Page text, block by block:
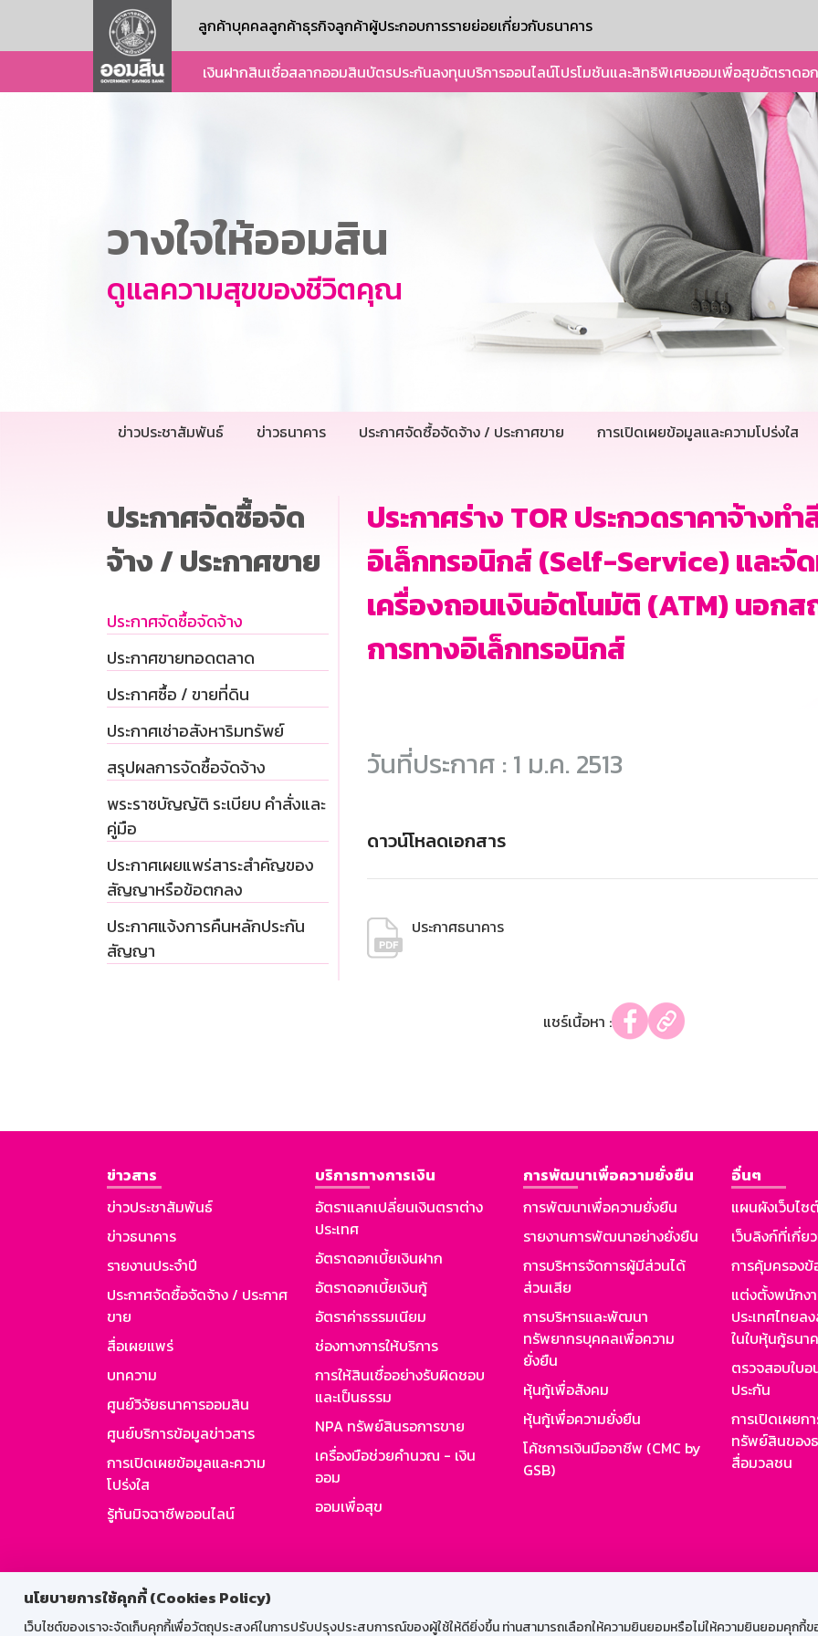
นโยบายการใช้คุกกี้ (Cookies Policy)
เว็บไซต์ของเราจะจัดเก็บคุกกี้เพื่อวัตถุประสงค์ในการปรับปรุงประสบการณ์ของผู้ใช้ให้ดียิ่งขึ้น ท่านสามารถเลือกให้ความยินยอมหรือไม่ให้ความยินยอมคุกกี้ข
ลูกค้าบุคคลลูกค้าธุรกิจลูกค้าผู้ประกอบการรายย่อยเกี่ยวกับธนาคาร
เงินฝากสินเชื่อสลากออมสินบัตรประกันลงทุนบริการออนไลน์โปรโมชันและสิทธิพิเศษออมเพื่อสุขอัตราดอ
วางใจให้ออมสิน
ดูแลความสุขของชีวิตคุณ
ข่าวประชาสัมพันธ์ ข่าวธนาคาร ประกาศจัดซื้อจัดจ้าง / ประกาศขาย การเปิดเผยข้อมูลและความโปร่งใส
ประกาศจัดซื้อจัด
จ้าง / ประกาศขาย
ประกาศจัดซื้อจัดจ้าง
ประกาศขายทอดตลาด
ประกาศซื้อ / ขายที่ดิน
ประกาศเช่าอสังหาริมทรัพย์
สรุปผลการจัดซื้อจัดจ้าง
พระราชบัญญัติ ระเบียบ คำสั่งและ
คู่มือ
ประกาศเผยแพร่สาระสำคัญของ
สัญญาหรือข้อตกลง
ประกาศแจ้งการคืนหลักประกัน
สัญญา
ประกาศร่าง TOR ประกวดราคาจ้างท
อิเล็กทรอนิกส์ (Self-Service) และจั
เครื่องถอนเงินอัตโนมัติ (ATM) นอก
การทางอิเล็กทรอนิกส์
วันที่ประกาศ : 1 ม.ค. 2513
ดาวน์โหลดเอกสาร
ประกาศธนาคาร
แชร์เนื้อหา :
ข่าวสาร
ข่าวประชาสัมพันธ์
ข่าวธนาคาร
รายงานประจำปี
ประกาศจัดซื้อจัดจ้าง / ประกาศ
ขาย
สื่อเผยแพร่
บทความ
ศูนย์วิจัยธนาคารออมสิน
ศูนย์บริการข้อมูลข่าวสาร
การเปิดเผยข้อมูลและความ
โปร่งใส
รู้ทันมิจฉาชีพออนไลน์
บริการทางการเงิน
อัตราแลกเปลี่ยนเงินตราต่าง
ประเทศ
อัตราดอกเบี้ยเงินฝาก
อัตราดอกเบี้ยเงินกู้
อัตราค่าธรรมเนียม
ช่องทางการให้บริการ
การให้สินเชื่ออย่างรับผิดชอบ
และเป็นธรรม
NPA ทรัพย์สินรอการขาย
เครื่องมือช่วยคำนวณ - เงิน
ออม
ออมเพื่อสุข
การพัฒนาเพื่อความยั่งยืน
การพัฒนาเพื่อความยั่งยืน
รายงานการพัฒนาอย่างยั่งยืน
การบริหารจัดการผู้มีส่วนได้
ส่วนเสีย
การบริหารและพัฒนา
ทรัพยากรบุคคลเพื่อความ
ยั่งยืน
หุ้นกู้เพื่อสังคม
หุ้นกู้เพื่อความยั่งยืน
โค้ชการเงินมืออาชีพ (CMC by
GSB)
อื่นๆ
แผนผังเว็บไซ
เว็บลิงก์ที่เกี่ย
การคุ้มครอง
แต่งตั้งพนักง
ประเทศไทยล
ในใบหุ้นกู้ธนา
ตรวจสอบใบ
ประกัน
การเปิดเผยก
ทรัพย์สินของ
สื่อมวลชน